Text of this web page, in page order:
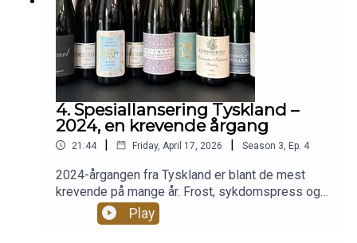
4. Spesiallansering Tyskland –
2024, en krevende årgang
21:44 | Friday, April 17, 2026 | Season 3 Ep. 4
2024-årgangen fra Tyskland er blant de mest
krevende på mange år. Frost, sykdomspress og
en kjølig vekstsesong har gitt viner med høy syre,
lavere modenhet og store forskjeller i kvalitet.I
Play